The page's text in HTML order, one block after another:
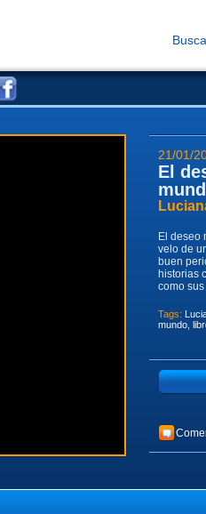
21/01/
El
El deseo
velo de
buen
historias
como
Tags:
mundo